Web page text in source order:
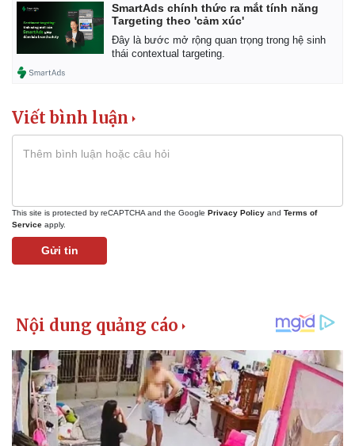
SmartAds chính thức ra mắt tính năng
Targeting theo 'cảm xúc'
Đây là bước mở rộng quan trọng trong hệ sinh
thái contextual targeting.
Viết bình luận
This site is protected by reCAPTCHA and the Google Privacy Policy and Terms of
Service apply.
Gửi tin